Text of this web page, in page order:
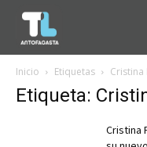
Inicio Etiquetas Cristina
Etiqueta:
Cristina